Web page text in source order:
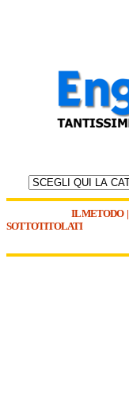
IL METODO|
SOTTOTITOLATI